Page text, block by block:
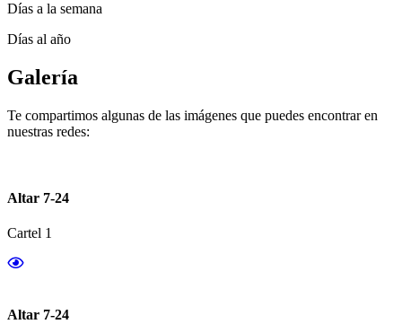
Días a la semana
Días al año
Galería
Te compartimos algunas de las imágenes que puedes encontrar en
nuestras redes:
Altar 7-24
Cartel 1
Altar 7-24